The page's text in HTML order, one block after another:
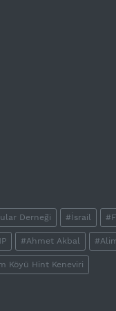
Derneği #İsrail
#Ahmet Akbal
Köyü Hint Keneviri